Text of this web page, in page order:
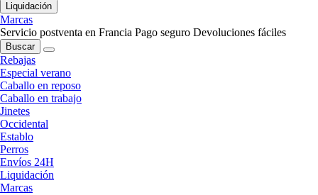
Liquidación
Marcas
Servicio postventa en Francia Pago seguro Devoluciones fáciles
Buscar
Rebajas
Especial verano
Caballo en reposo
Caballo en trabajo
Jinetes
Occidental
Establo
Perros
Envíos 24H
Liquidación
Marcas